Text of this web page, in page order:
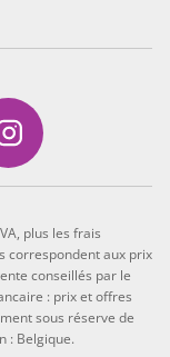
plus les frais
correspondent aux prix
conseillés par le
: prix et offres
sous réserve de
: Belgique.